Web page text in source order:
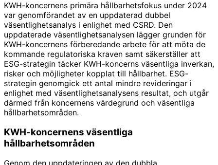
KWH-koncernens primära hållbarhetsfokus under 2024
var genomförandet av en uppdaterad dubbel
väsentlighetsanalys i enlighet med CSRD. Den
uppdaterade väsentlighetsanalysen lägger grunden för
KWH-koncernens förberedande arbete för att möta de
kommande regulatoriska kraven samt säkerställer att
ESG-strategin täcker KWH-koncerns väsentliga inverkan,
risker och möjligheter kopplat till hållbarhet. ESG-
strategin genomgick ett antal mindre revideringar i
enlighet med väsentlighetsanalysens resultat, och utgår
därmed från koncernens värdegrund och väsentliga
hållbarhetsområden.
KWH-koncernens väsentliga
hållbarhetsområden
Genom den uppdateringen av den dubbla